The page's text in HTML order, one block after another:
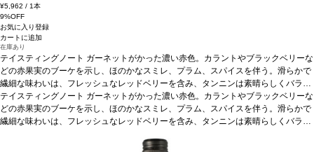
¥5,962 / 1本
9%OFF
お気に入り登録
カートに追加
在庫あり
テイスティングノート ガーネットがかった濃い赤色。カラントやブラックベリーな
どの赤果実のブーケを示し、ほのかなスミレ、プラム、スパイスを伴う。滑らかで
繊細な味わいは、フレッシュなレッドベリーを含み、タンニンは素晴らしくバラン
スが取れている。合う料理きのこのリゾット、赤身肉、バーベキュー、うさぎの
煮込み、チーズなどと好相性葡萄品種コルヴィーナ 65%、コルヴィノーネ 15%、
ロンディネッラ 10%、その他 10% *本ヴィンテージが在庫切れの場合、在庫があり
テイスティングノート ガーネットがかった濃い赤色。カラントやブラックベリーな
どの赤果実のブーケを示し、ほのかなスミレ、プラム、スパイスを伴う。滑らかで
繊細な味わいは、フレッシュなレッドベリーを含み、タンニンは素晴らしくバラン
葡萄品種コルヴィーナ 65%、コルヴィノーネ 15%、